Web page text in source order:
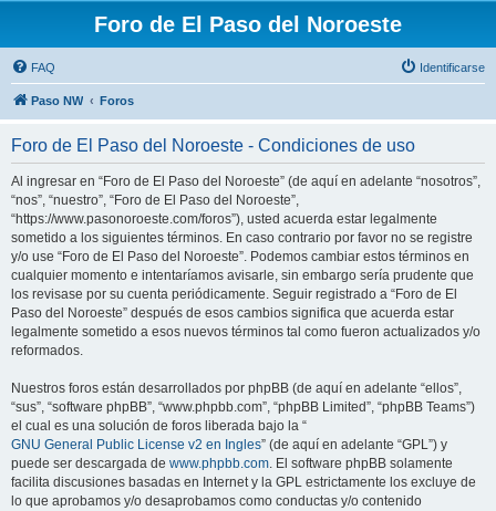
Foro de El Paso del Noroeste
FAQ Identificarse
Paso NW Foros
Foro de El Paso del Noroeste - Condiciones de uso
Al ingresar en “Foro de El Paso del Noroeste” (de aquí en adelante “nosotros”,
“nos”, “nuestro”, “Foro de El Paso del Noroeste”,
“https://www.pasonoroeste.com/foros”), usted acuerda estar legalmente
sometido a los siguientes términos. En caso contrario por favor no se registre
y/o use “Foro de El Paso del Noroeste”. Podemos cambiar estos términos en
cualquier momento e intentaríamos avisarle, sin embargo sería prudente que
los revisase por su cuenta periódicamente. Seguir registrado a “Foro de El
Paso del Noroeste” después de esos cambios significa que acuerda estar
legalmente sometido a esos nuevos términos tal como fueron actualizados y/o
reformados.
Nuestros foros están desarrollados por phpBB (de aquí en adelante “ellos”,
“sus”, “software phpBB”, “www.phpbb.com”, “phpBB Limited”, “phpBB Teams”)
el cual es una solución de foros liberada bajo la “
GNU General Public License v2 en Ingles” (de aquí en adelante “GPL”) y
puede ser descargada de www.phpbb.com. El software phpBB solamente
facilita discusiones basadas en Internet y la GPL estrictamente los excluye de
lo que aprobamos y/o desaprobamos como conductas y/o contenido